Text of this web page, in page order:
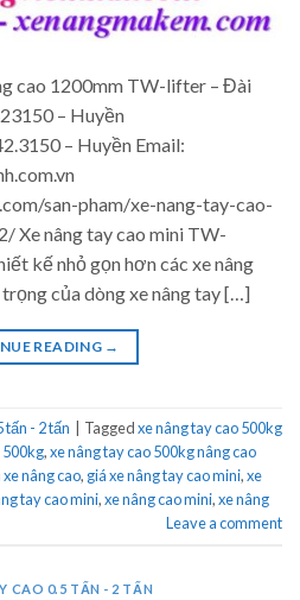
cao 1200mm TW-lifter – Đài
– Huyền
– Huyền Email:
san-pham/xe-nang-tay-cao-
Xe nâng tay cao mini TW-
kế nhỏ gọn hơn các xe nâng
của dòng xe nâng tay […]
READING →
tấn - 2 tấn Taggedxe nâng tay cao 500kg
500kg,xe nâng tay cao 500kg nâng cao
xe nâng cao, giá xe nâng tay cao mini,xe
tay cao mini,xe nâng cao mini,xe nâng
Leave a comment
CAO 0.5 TẤN - 2 TẤN